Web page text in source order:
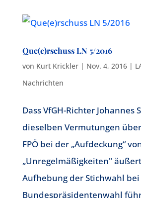
Que(e)rschuss LN 5/2016
von Kurt Krickler| Nov. 4, 2016|
Nachrichten
Dass VfGH-Richter Johannes
dieselben Vermutungen
FPÖ bei der „Aufdeckung“
„Unregelmäßigkeiten"
Aufhebung der Stichwahl
Bundespräsidentenwahl